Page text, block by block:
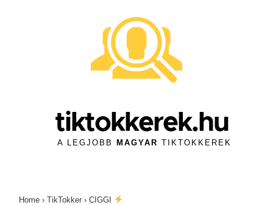
tiktokkerek.hu
A LEGJOBB MAGYAR TIKTOKKEREK
Home › TikTokker › CIGGI